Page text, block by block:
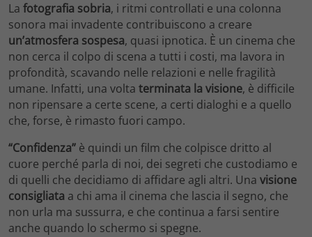
La fotografia sobria, i ritmi controllati e una colonna
sonora mai invadente contribuiscono a creare
un’atmosfera sospesa, quasi ipnotica. È un cinema che
non cerca il colpo di scena a tutti i costi, ma lavora in
profondità, scavando nelle relazioni e nelle fragilità
umane. Infatti, una volta terminata la visione, è difficile
non ripensare a certe scene, a certi dialoghi e a quello
che, forse, è rimasto fuori campo.
“Confidenza” è quindi un film che colpisce dritto al
cuore perché parla di noi, dei segreti che custodiamo e
di quelli che decidiamo di affidare agli altri. Una visione
consigliata a chi ama il cinema che lascia il segno, che
non urla ma sussurra, e che continua a farsi sentire
anche quando lo schermo si spegne.